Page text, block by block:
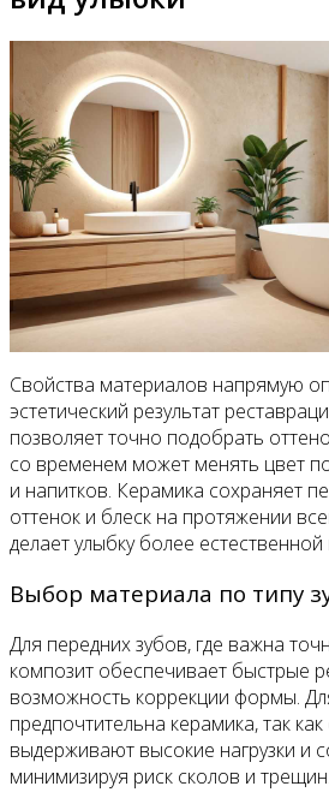
Свойства материалов напрямую
эстетический результат
позволяет точно подобрать
со временем может менять цвет
и напитков. Керамика сохраняет
оттенок и блеск на протяжении
делает улыбку более
Выбор материала по типу
Для передних зубов, где важна
композит обеспечивает быстрые
возможность коррекции формы.
предпочтительна керамика, так
выдерживают высокие нагрузки и
минимизируя риск сколов и трещин.